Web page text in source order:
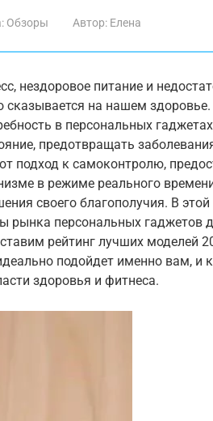
Обзоры Автор: Елена
нездоровое питание и
сказывается на нашем
в персональных
предотвращать
подход к самоконтролю,
в режиме реального
своего благополучия. В
рынка персональных гаджетов
рейтинг лучших моделей
подойдет именно вам, и
здоровья и фитнеса.